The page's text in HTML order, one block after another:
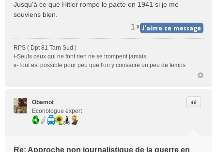
Jusqu'à ce que Hitler rompe le pacte en 1941 si je me
souviens bien.
1 x
RPS ( Dpt 81 Tarn Sud )
i-Seuls ceux qui ne font rien ne se trompent jamais
ii-Tout est possible pour peu que l'on y consacre un peu de temps
Obamot
Econologue expert
Re: Approche non journalistique de la guerre en
Citer